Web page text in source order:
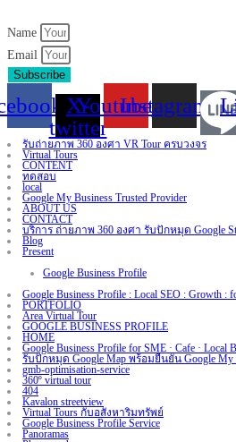
Name
Email
Subscribe
X-
twitter
YoutubeInstagram
รับถ่ายภาพ 360 องศา VR Tour ครบวงจร
Virtual Tours
CONTENT
ทดสอบ
local
Google My Business Trusted Provider
ABOUT US
CONTACT
บริการ ถ่ายภาพ 360 องศา รับปักหมุด Google
Blog
Present
Google Business Profile
Google Business Profile : Local SEO : Growth :
PORTFOLIO
Area Virtual Tour
GOOGLE BUSINESS PROFILE
HOME
Google Business Profile for SME · Cafe · Local
รับปักหมุด Google Map พร้อมยืนยัน Google My
gmb-optimisation-service
360º virtual tour
404
Kavalon streetview
Virtual Tours กับอสังหาริมทรัพย์
Google Business Profile Service
Panoramas